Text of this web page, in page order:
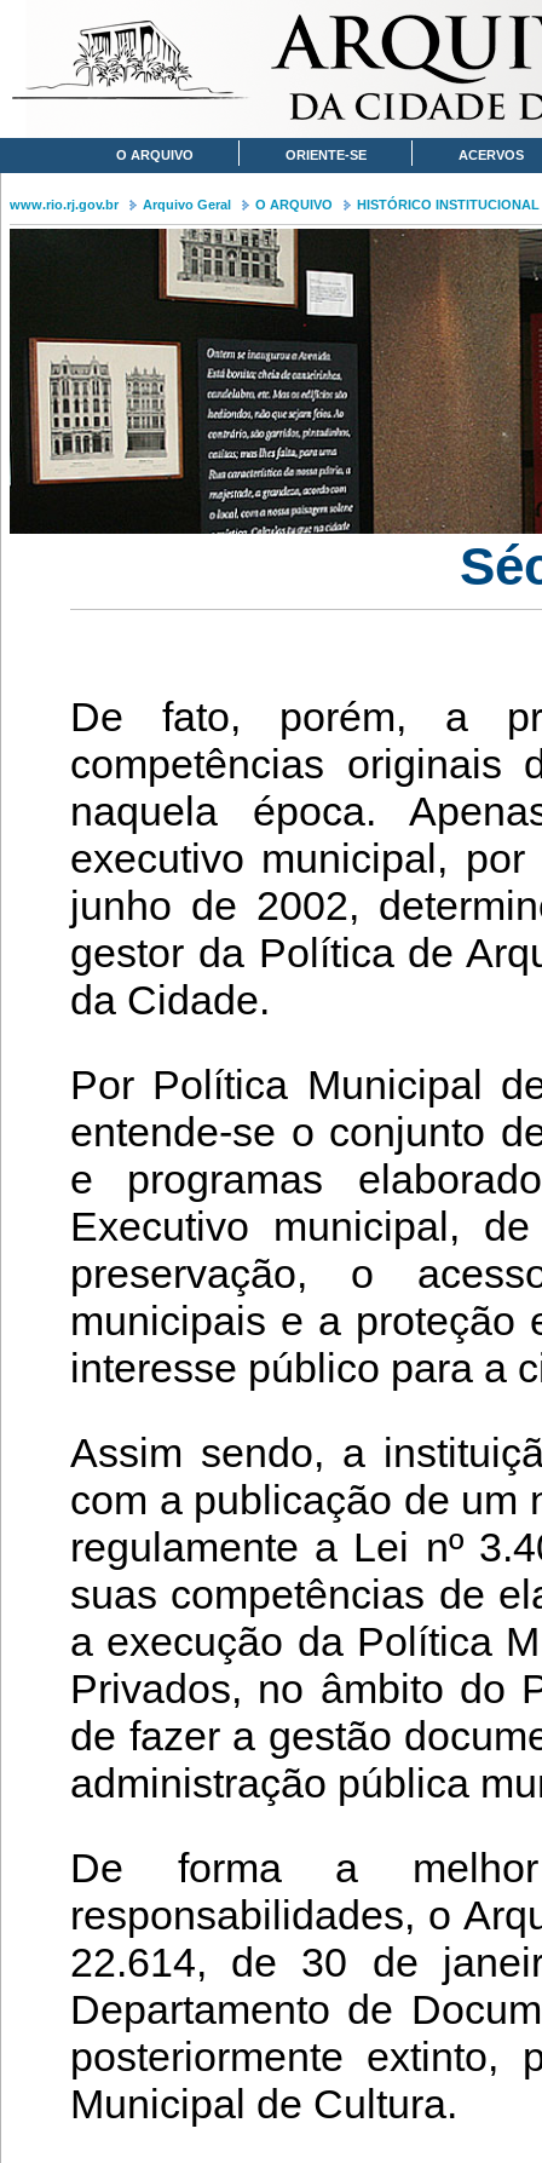
O ARQUIVO ORIENTE-SE ACERVOS
www.rio.rj.gov.br Arquivo Geral O ARQUIVO HISTÓRICO INSTITUCIONAL
De fato, porém, a
competências originais
naquela época.
executivo municipal,
junho de 2002,
gestor da Política de
da Cidade.
Por Política Municipal
entende-se o conjunto
e programas
Executivo municipal,
preservação, o
municipais e a proteção
interesse público para a
Assim sendo, a
com a publicação de um
regulamente a Lei nº
suas competências de
a execução da Política
Privados, no âmbito do
de fazer a gestão
administração pública
De forma a
responsabilidades, o
22.614, de 30 de
Departamento de
posteriormente extinto,
Municipal de Cultura.